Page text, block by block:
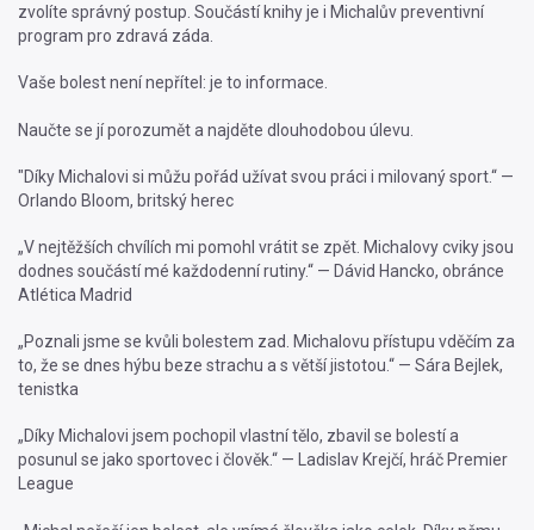
zvolíte správný postup. Součástí knihy je i Michalův preventivní
program pro zdravá záda.
Vaše bolest není nepřítel: je to informace.
Naučte se jí porozumět a najděte dlouhodobou úlevu.
"Díky Michalovi si můžu pořád užívat svou práci i milovaný sport.“ —
Orlando Bloom, britský herec
„V nejtěžších chvílích mi pomohl vrátit se zpět. Michalovy cviky jsou
dodnes součástí mé každodenní rutiny.“ — Dávid Hancko, obránce
Atlética Madrid
„Poznali jsme se kvůli bolestem zad. Michalovu přístupu vděčím za
to, že se dnes hýbu beze strachu a s větší jistotou.“ — Sára Bejlek,
tenistka
„Díky Michalovi jsem pochopil vlastní tělo, zbavil se bolestí a
posunul se jako sportovec i člověk.“ — Ladislav Krejčí, hráč Premier
League